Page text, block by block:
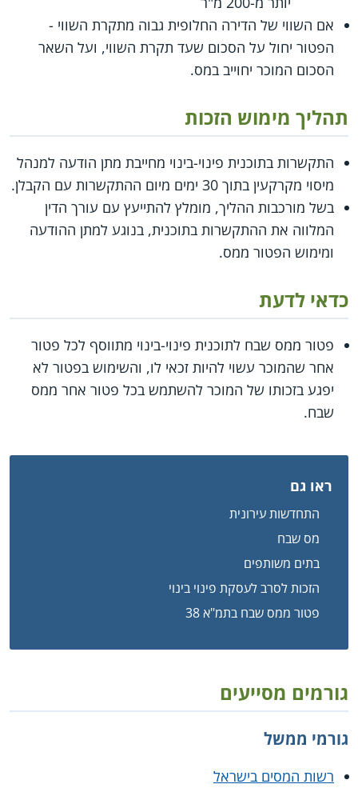
אם השווי של הדירה החלופית גבוה מתקרת השווי -
הפטור יחול על הסכום שעד תקרת השווי, ועל השאר
הסכום המוכר יחוייב במס.
תהליך מימוש הזכות
התקשרות בתוכנית פינוי-בינוי מחייבת מתן הודעה למנהל
מיסוי מקרקעין בתוך 30 ימים מיום ההתקשרות עם הקבלן.
בשל מורכבות ההליך, מומלץ להתייעץ עם עורך הדין
המלווה את ההתקשרות בתוכנית, בנוגע למתן ההודעה
ומימוש הפטור ממס.
כדאי לדעת
פטור ממס שבח לתוכנית פינוי-בינוי מתווסף לכל פטור
אחר שהמוכר עשוי להיות זכאי לו, והשימוש בפטור לא
יפגע בזכותו של המוכר להשתמש בכל פטור אחר ממס
שבח.
ראו גם
התחדשות עירונית
מס שבח
בתים משותפים
הזכות לסרב לעסקת פינוי בינוי
פטור ממס שבח בתמ"א 38
גורמים מסייעים
גורמי ממשל
רשות המסים בישראל